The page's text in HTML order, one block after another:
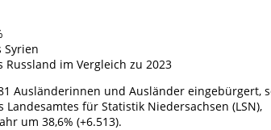
im Vergleich zu 2023
Ausländerinnen und Ausländer eingebürgert,
für Statistik Niedersachsen (LSN),
um 38,6% (+6.513).